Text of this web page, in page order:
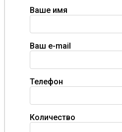
Ваше имя
Ваш e-mail
Телефон
Количество